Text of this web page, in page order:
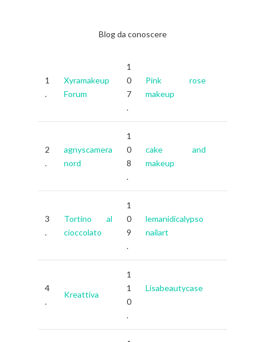
Blog da conoscere
1
.
Xyramakeup
Forum
1
0
7
.
Pink rose
makeup
2
.
agnyscamera
nord
1
0
8
.
cake and
makeup
3
.
Tortino al
cioccolato
1
0
9
.
lemanidicalypso
nailart
4
.
Kreattiva
1
1
0
.
Lisabeautycase